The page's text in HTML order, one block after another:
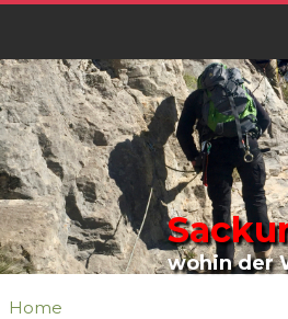
wohin der
Home